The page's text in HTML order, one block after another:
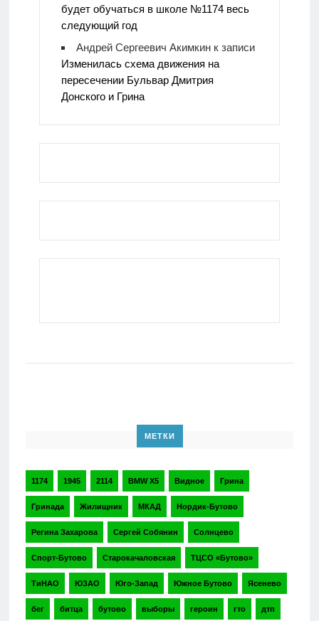
будет обучаться в школе №1174 весь
следующий год
Андрей Сергеевич Акимкинк записи
Изменилась схема движения на
пересечении Бульвар Дмитрия
Донского и Грина
МЕТКИ
1174 1945 2114 BMW X5 Видное Грина
Гринада Жилищник МКАД Нордик-Бутово
Регина Захарова Сергей Собянин Солнцево
Спорт-Бутово Старокачаловская ТЦСО «Бутово»
ТиНАО ЮЗАО Юго-Запад Южное Бутово Ясенево
бег битца бутово выборы героин гто дтп